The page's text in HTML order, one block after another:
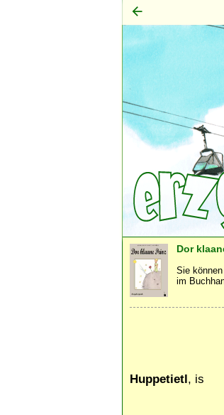
Dor
Sie
im
Huppetietl, is